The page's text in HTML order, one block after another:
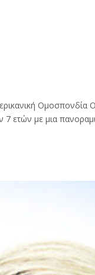
Ομοσπονδία
ετών με μια